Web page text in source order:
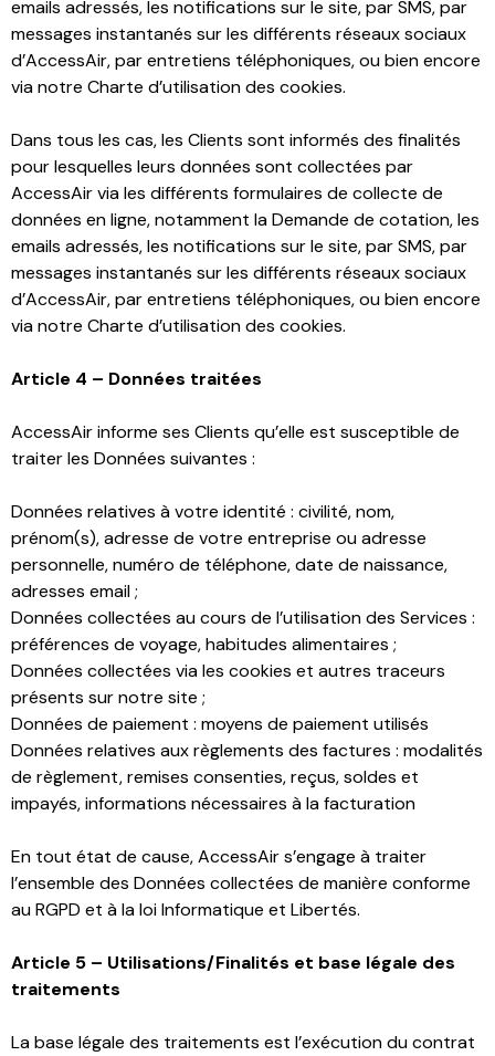
emails adressés, les notifications sur le site, par SMS, par
messages instantanés sur les différents réseaux sociaux
d’AccessAir, par entretiens téléphoniques, ou bien encore
via notre Charte d’utilisation des cookies.
Dans tous les cas, les Clients sont informés des finalités
pour lesquelles leurs données sont collectées par
AccessAir via les différents formulaires de collecte de
données en ligne, notamment la Demande de cotation, les
emails adressés, les notifications sur le site, par SMS, par
messages instantanés sur les différents réseaux sociaux
d’AccessAir, par entretiens téléphoniques, ou bien encore
via notre Charte d’utilisation des cookies.
Article 4 – Données traitées
AccessAir informe ses Clients qu’elle est susceptible de
traiter les Données suivantes :
Données relatives à votre identité : civilité, nom,
prénom(s), adresse de votre entreprise ou adresse
personnelle, numéro de téléphone, date de naissance,
adresses email ;
Données collectées au cours de l’utilisation des Services :
préférences de voyage, habitudes alimentaires ;
Données collectées via les cookies et autres traceurs
présents sur notre site ;
Données de paiement : moyens de paiement utilisés
Données relatives aux règlements des factures : modalités
de règlement, remises consenties, reçus, soldes et
impayés, informations nécessaires à la facturation
En tout état de cause, AccessAir s’engage à traiter
l’ensemble des Données collectées de manière conforme
au RGPD et à la loi Informatique et Libertés.
Article 5 – Utilisations/Finalités et base légale des
traitements
La base légale des traitements est l’exécution du contrat